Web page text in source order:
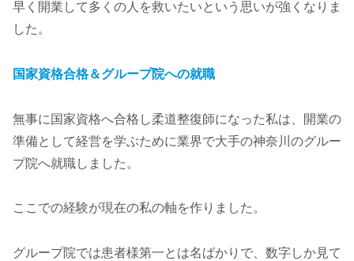
早く開業して多くの人を救いたいという思いが強くなりま
した。
国家資格合格＆グループ院への就職
無事に国家資格へ合格し柔道整復師になった私は、開業の
準備として経営を学ぶために業界で大手の神奈川のグルー
プ院へ就職しました。
ここでの経験が現在の私の軸を作りました。
グループ院では患者様第一とは名ばかりで、数字しか見て